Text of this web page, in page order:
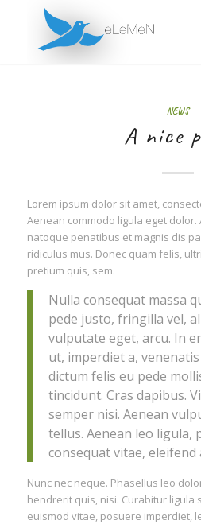
NEWS
A nice
Lorem ipsum dolor sit amet,
Aenean commodo ligula eget dolor.
natoque penatibus et magnis dis
ridiculus mus. Donec quam felis,
pretium quis, sem.
Nulla consequat massa
pede justo, fringilla vel,
vulputate eget, arcu. In
ut, imperdiet a,
dictum felis eu pede
tincidunt. Cras dapibus.
semper nisi. Aenean
tellus. Aenean leo ligula,
consequat vitae, eleifend
Nunc nec neque. Phasellus leo
hendrerit quis, nisi. Curabitur ligula
euismod vitae, posuere imperdiet,